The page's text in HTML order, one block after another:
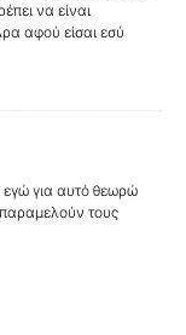
να είναι
αφού είσαι εσύ
εγώ για αυτό θεωρώ
τους